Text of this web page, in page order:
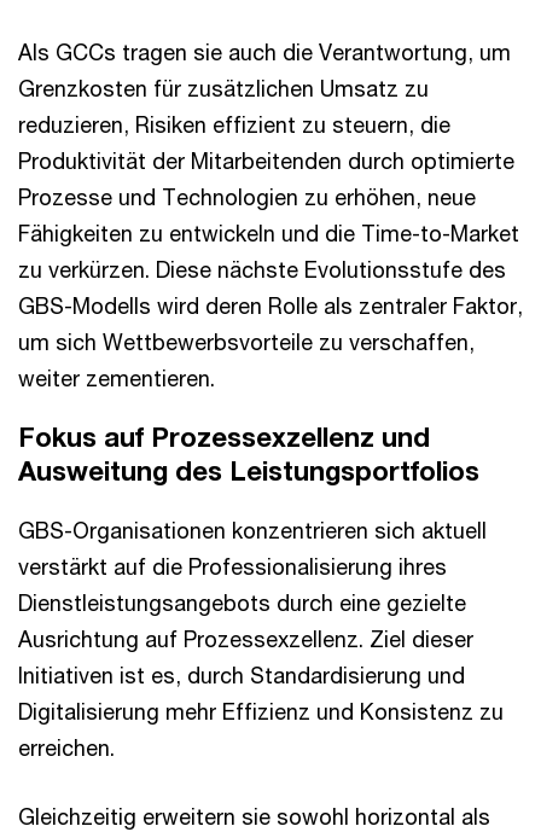
Als GCCs tragen sie auch die Verantwortung, um
Grenzkosten für zusätzlichen Umsatz zu
reduzieren, Risiken effizient zu steuern, die
Produktivität der Mitarbeitenden durch optimierte
Prozesse und Technologien zu erhöhen, neue
Fähigkeiten zu entwickeln und die Time-to-Market
zu verkürzen. Diese nächste Evolutionsstufe des
GBS-Modells wird deren Rolle als zentraler Faktor,
um sich Wettbewerbsvorteile zu verschaffen,
weiter zementieren.
Fokus auf Prozessexzellenz und
Ausweitung des Leistungsportfolios
GBS-Organisationen konzentrieren sich aktuell
verstärkt auf die Professionalisierung ihres
Dienstleistungsangebots durch eine gezielte
Ausrichtung auf Prozessexzellenz. Ziel dieser
Initiativen ist es, durch Standardisierung und
Digitalisierung mehr Effizienz und Konsistenz zu
erreichen.
Gleichzeitig erweitern sie sowohl horizontal als